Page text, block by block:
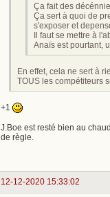
Ça fait des
Ça sert à quoi de
s'exposer et
Il faut se mettre à
Anaïs est pourtant,
En effet, cela ne sert à
TOUS les compétiteurs
+1
J.Boe est resté bien au
de règle.
12-12-2020 15:33:02